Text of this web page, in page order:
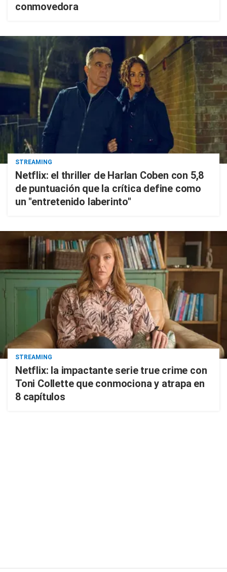
conmovedora
STREAMING
Netflix: el thriller de Harlan Coben con 5,8
de puntuación que la crítica define como
un "entretenido laberinto"
STREAMING
Netflix: la impactante serie true crime con
Toni Collette que conmociona y atrapa en
8 capítulos